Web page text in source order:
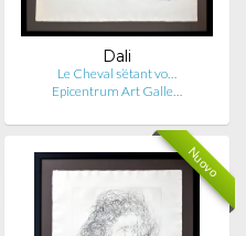
Dali
Le Cheval s’étant vo…
Epicentrum Art Galle…
Nuovo